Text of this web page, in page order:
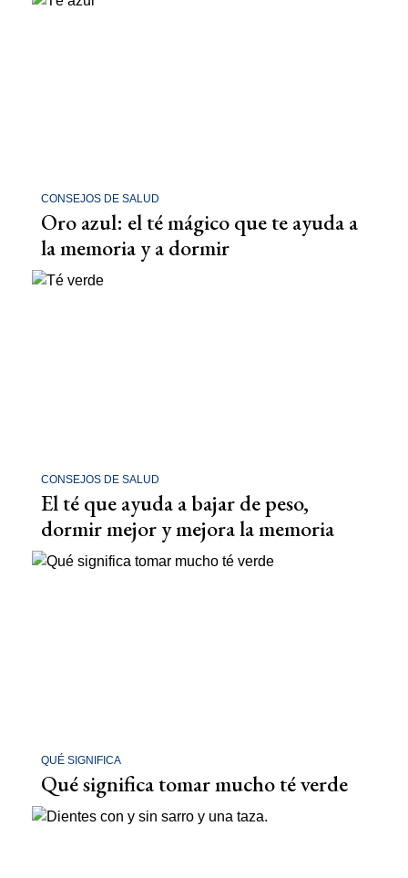
CONSEJOS DE SALUD
Oro azul: el té mágico que te ayuda a
la memoria y a dormir
CONSEJOS DE SALUD
El té que ayuda a bajar de peso,
dormir mejor y mejora la memoria
QUÉ SIGNIFICA
Qué significa tomar mucho té verde